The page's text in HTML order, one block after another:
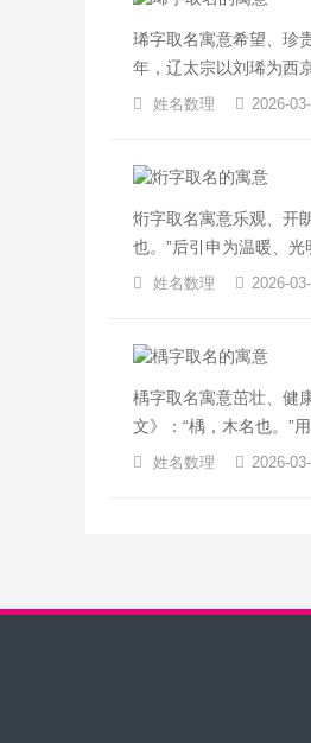
琋字取名寓意希望、珍
年，辽太宗以刘琋为西
姓名数理 2026-
烆字取名寓意乐观、开
也。”后引申为温暖、
姓名数理 2026-
楀字取名寓意茁壮、健
文》：“楀，木名也。”
姓名数理 2026-